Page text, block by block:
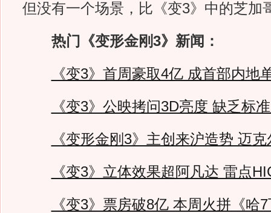
但没有一个场景，比《变3》中的芝加
热门《变形金刚3》新闻：
《变3》首周豪取4亿 成首部内地
《变3》公映拷问3D亮度 缺乏标
《变形金刚3》主创来沪造势 迈
《变3》立体效果超阿凡达 雷点
《变3》票房破8亿 本周火拼《哈